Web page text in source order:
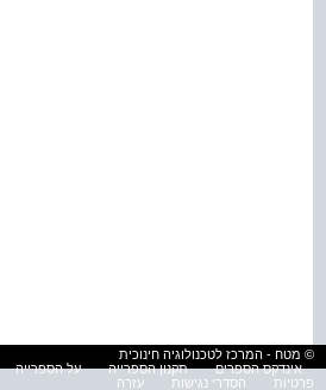
© מטח - המרכז לטכנולוגיה חינוכית
אינדקס הספרים
תקנון הספרייה על הספרייה
פרטיות
הסדרי נגישות עזרה